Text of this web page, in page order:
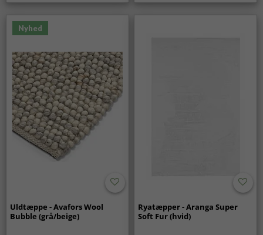
Nyhed
Uldtæppe - Avafors Wool
Bubble (grå/beige)
Ryatæpper - Aranga Super
Soft Fur (hvid)